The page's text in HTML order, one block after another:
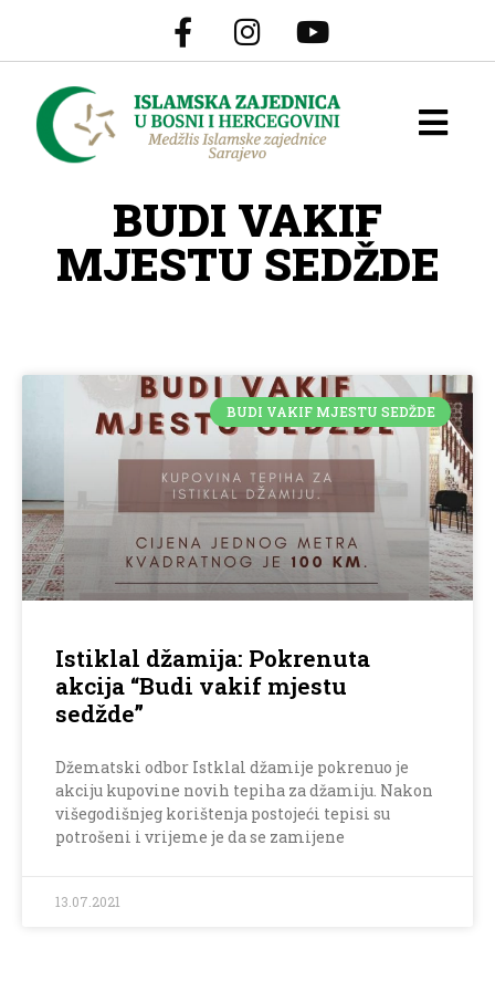
BUDI VAKIF
MJESTU SEDŽDE
BUDI VAKIF MJESTU SEDŽDE
Istiklal džamija: Pokrenuta
akcija “Budi vakif mjestu
sedžde”
Džematski odbor Istklal džamije pokrenuo je
akciju kupovine novih tepiha za džamiju. Nakon
višegodišnjeg korištenja postojeći tepisi su
potrošeni i vrijeme je da se zamijene
13.07.2021